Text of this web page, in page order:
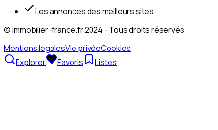
Les annonces des meilleurs sites
© immobilier-france.fr 2024 - Tous droits réservés
Mentions légalesVie privéeCookies
Explorer
Favoris Listes